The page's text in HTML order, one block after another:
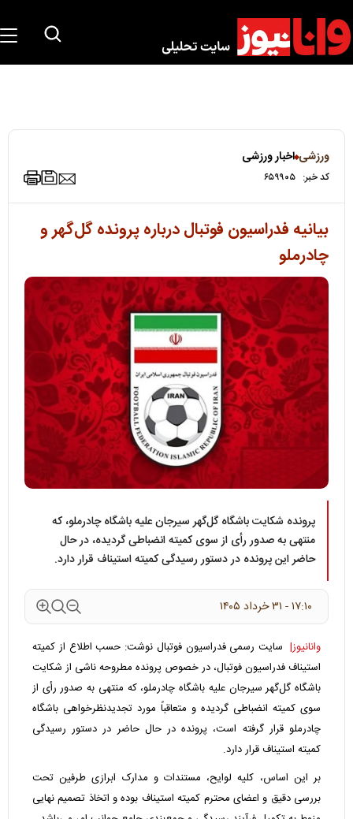
ورزشی اخبار ورزشی
کد خبر: ۶۵۹۹۰۵
بیانیه فدراسیون فوتبال درباره پرونده گل‌گهر و
چادرملو
پرونده شکایت باشگاه گل‌گهر سیرجان علیه باشگاه چادرملو، که
منتهی به صدور رأی از سوی کمیته انضباطی گردیده، در حال
حاضر این پرونده در دستور رسیدگی کمیته استیناف قرار دارد.
۱۷:۱۰ - ۳۱ خرداد ۱۴۰۵
وانانیوز| سایت رسمی فدراسیون فوتبال نوشت: حسب اطلاع از کمیته
استیناف فدراسیون فوتبال، در خصوص پرونده مطروحه ناشی از شکایت
باشگاه گل‌گهر سیرجان علیه باشگاه چادرملو، که منتهی به صدور رأی از
سوی کمیته انضباطی گردیده و متعاقباً مورد تجدیدنظرخواهی باشگاه
چادرملو قرار گرفته است، پرونده در حال حاضر در دستور رسیدگی
کمیته استیناف قرار دارد.
بر این اساس، کلیه لوایح، مستندات و مدارک ابرازی طرفین تحت
بررسی دقیق و اعضای محترم کمیته استیناف بوده و اتخاذ تصمیم نهایی